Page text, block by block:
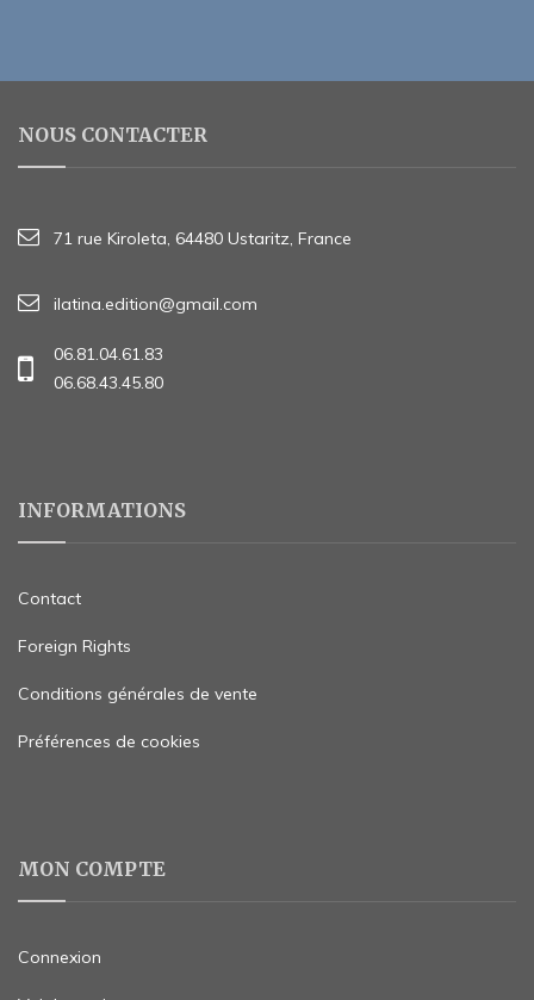
NOUS CONTACTER
71 rue Kiroleta, 64480 Ustaritz, France
ilatina.edition@gmail.com
06.81.04.61.83
06.68.43.45.80
INFORMATIONS
Contact
Foreign Rights
Conditions générales de vente
Préférences de cookies
MON COMPTE
Connexion